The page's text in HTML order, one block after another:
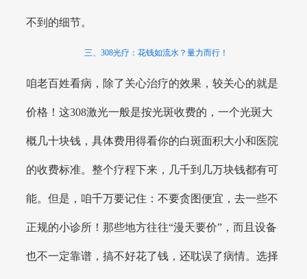
不到的细节。
三、308光疗：花钱如流水？量力而行！
咱老百姓看病，除了关心治疗的效果，较关心的就是
价格！这308激光一般是按光斑收费的，一个光斑大
概几十块钱，具体费用得看你的白斑面积大小和医院
的收费标准。整个疗程下来，几千到几万块钱都有可
能。但是，咱千万要记住：不要贪图便宜，去一些不
正规的小诊所！那些地方往往“漫天要价”，而且设备
也不一定靠谱，搞不好花了钱，还耽误了病情。选择